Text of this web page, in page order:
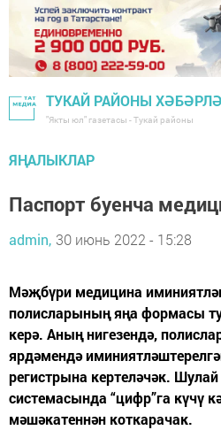
ТУКАЙ РАЙОНЫ
"Якты юл" газетасы - Тукай районы
ЯҢАЛЫКЛАР
Паспорт буенча
admin, 30 июнь 2022 - 15:28
Мәҗбүри медицина
полисларының яңа формасы
керә. Аның нигезендә,
ярдәмендә
регистрына кертеләчәк.
системасында “цифр”га күчү
мәшәкатеннән коткарачак.